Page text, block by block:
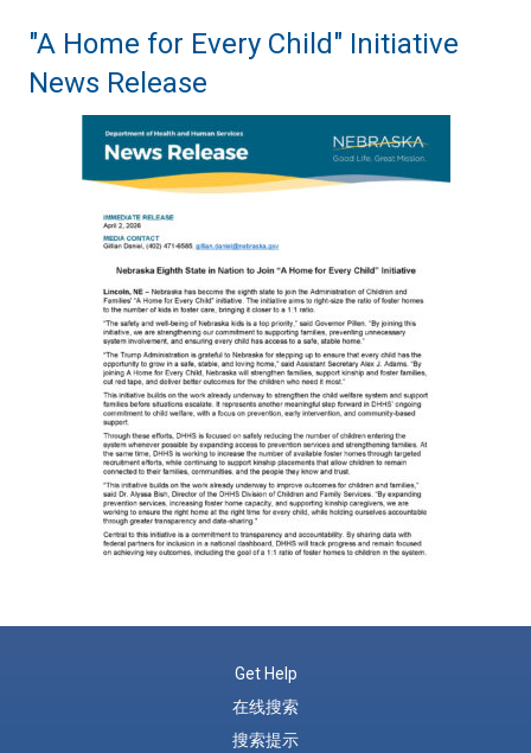
"A Home for Every Child" Initiative
News Release
Get Help
在线搜索
搜索提示